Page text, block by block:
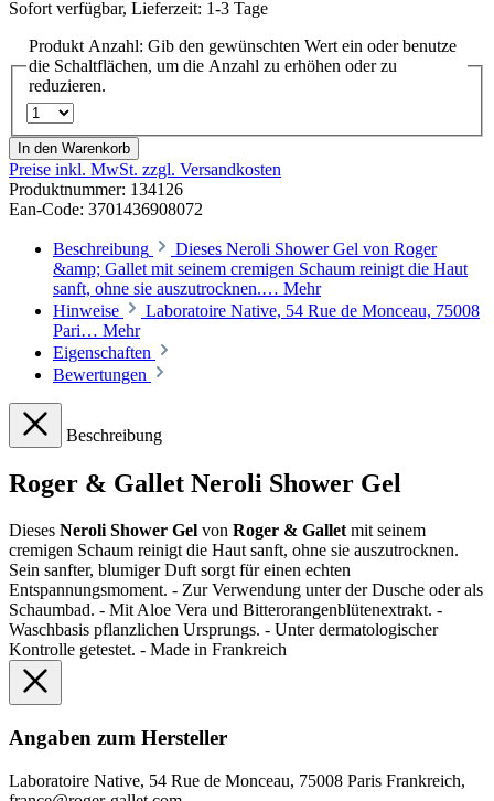
Sofort verfügbar, Lieferzeit: 1-3 Tage
Produkt Anzahl: Gib den gewünschten Wert ein oder benutze
die Schaltflächen, um die Anzahl zu erhöhen oder zu
reduzieren.
In den Warenkorb
Preise inkl. MwSt. zzgl. Versandkosten
Produktnummer: 134126
Ean-Code: 3701436908072
Beschreibung
Dieses Neroli Shower Gel von Roger
&amp; Gallet mit seinem cremigen Schaum reinigt die Haut
sanft, ohne sie auszutrocknen.… Mehr
Hinweise
Laboratoire Native, 54 Rue de Monceau, 75008
Pari… Mehr
Eigenschaften
Bewertungen
Beschreibung
Roger & Gallet Neroli Shower Gel
Dieses Neroli Shower Gel von Roger & Gallet mit seinem
cremigen Schaum reinigt die Haut sanft, ohne sie auszutrocknen.
Sein sanfter, blumiger Duft sorgt für einen echten
Entspannungsmoment. - Zur Verwendung unter der Dusche oder als
Schaumbad. - Mit Aloe Vera und Bitterorangenblütenextrakt. -
Waschbasis pflanzlichen Ursprungs. - Unter dermatologischer
Kontrolle getestet. - Made in Frankreich
Angaben zum Hersteller
Laboratoire Native, 54 Rue de Monceau, 75008 Paris Frankreich,